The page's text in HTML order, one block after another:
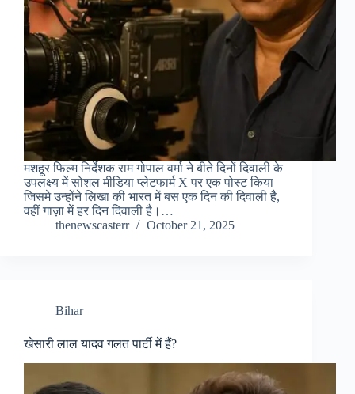
मशहूर फिल्म निर्देशक राम गोपाल वर्मा ने बीते दिनों दिवाली के
उपलक्ष्य में सोशल मीडिया प्लेटफार्म X पर एक पोस्ट किया
जिसमे उन्होंने लिखा की भारत में बस एक दिन की दिवाली है,
वहीं गाज़ा में हर दिन दिवाली है।…
thenewscasterr
October 21, 2025
Bihar
खेसारी लाल यादव गलत पार्टी में हैं?